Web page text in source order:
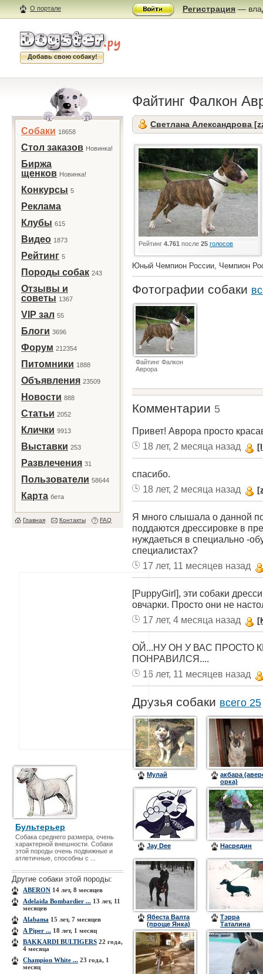
О портале Регистрация —
Добавь свою собаку!
Собаки 18658
Стол заказов Новинка!
Биржа
щенков Новинка!
Конкурсы 5
Реклама
Клубы 615
Видео 1873
Рейтинг 5
Породы собак 243
Отзывы и
советы 1367
VIP зал 55
Блоги 3696
Форум 212354
Питомники 1888
Объявления 23509
Новости 888
Статьи 2052
Клички 9913
Выставки 253
Развлечения 31
Пользователи 58644
Карта бета
Главная Контакты FAQ
Бультерьер
Собака среднего размера, очень
характерной внешности. Собаки
этой породы очень подвижные и
атлетичные, способны с ...
Другие собаки этой породы:
ABERON 14 лет, 8 месяцев
Adelaida Bombardier ... 13 лет, 11
месяцев
Alabama 15 лет, 7 месяцев
A Piper ... 18 лет, 1 месяц
BAKKARDI BULTIGERS 22 года,
4 месяца
Champion White ... 23 года, 1
месяц
Файтинг Фалкон
Светлана Александрова
Рейтинг 4.761 после 25 голосов
Юный Чемпион России, Чемпион
Фотографии собаки
Файтинг Фалкон
Аврора
Комментарии 5
Привет! Аврора просто
18 лет, 2 месяца назад
спасибо.
18 лет, 2 месяца назад
Я много слышала о данной
поддаются дрессировке в
нуждаеться в специально -
специалистах?
17 лет, 11 месяцев назад
[PuppyGirl], эти собаки
овчарки. Просто они не
17 лет, 4 месяца назад
ОЙ...НУ ОН У ВАС ПРОСТО
ПОНРАВИЛСЯ....
16 лет, 11 месяцев назад
Друзья собаки всего 25
Мулай
акбара
орка)
Jay Dee Насредин
Ябеста Валта
(проще Янка)
Тэрра
Таталина